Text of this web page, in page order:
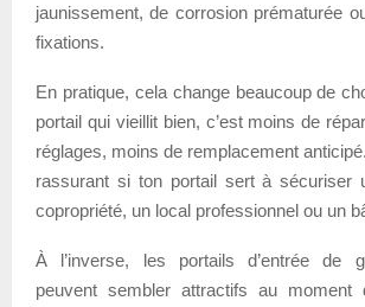
jaunissement, de corrosion prématurée
fixations.
En pratique, cela change beaucoup de
portail qui vieillit bien, c’est moins de
réglages, moins de remplacement
rassurant si ton portail sert à sécuriser
copropriété, un local professionnel ou un
À l’inverse, les portails d’entrée de
peuvent sembler attractifs au moment